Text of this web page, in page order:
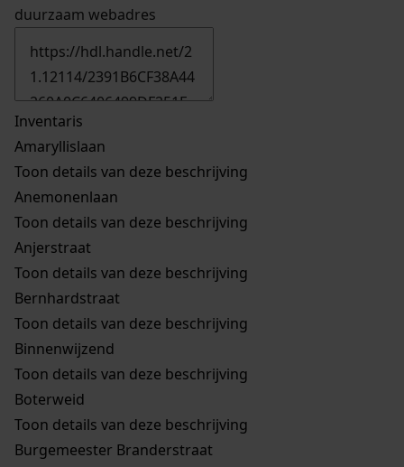
duurzaam webadres
Inventaris
Amaryllislaan
Toon details van deze beschrijving
Anemonenlaan
Toon details van deze beschrijving
Anjerstraat
Toon details van deze beschrijving
Bernhardstraat
Toon details van deze beschrijving
Binnenwijzend
Toon details van deze beschrijving
Boterweid
Toon details van deze beschrijving
Burgemeester Branderstraat